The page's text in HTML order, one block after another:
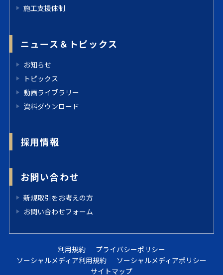
施工支援体制
ニュース＆トピックス
お知らせ
トピックス
動画ライブラリー
資料ダウンロード
採用情報
お問い合わせ
新規取引をお考えの方
お問い合わせフォーム
利用規約
プライバシーポリシー
ソーシャルメディア利用規約
ソーシャルメディアポリシー
サイトマップ